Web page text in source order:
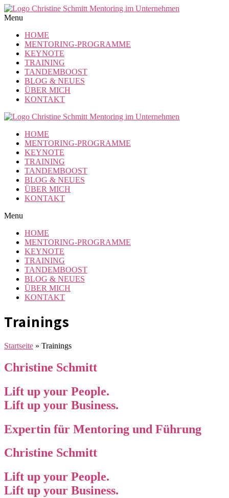
Zum
Inhalt
Menu
HOME
MENTORING-PROGRAMME
KEYNOTE
TRAINING
TANDEMBOOST
BLOG & NEUES
ÜBER MICH
KONTAKT
HOME
MENTORING-PROGRAMME
KEYNOTE
TRAINING
TANDEMBOOST
BLOG & NEUES
ÜBER MICH
KONTAKT
Menu
HOME
MENTORING-PROGRAMME
KEYNOTE
TRAINING
TANDEMBOOST
BLOG & NEUES
ÜBER MICH
KONTAKT
Trainings
Startseite » Trainings
Christine Schmitt
Lift up your People.
Lift up your Business.
Expertin für Mentoring und Führung
Christine Schmitt
Lift up your People.
Lift up your Business.